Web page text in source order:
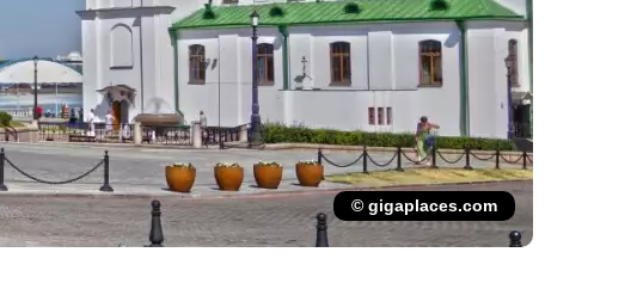
© gigaplaces.com